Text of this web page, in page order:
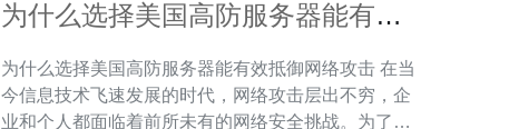
为什么选择美国高防服务器能有效
为什么选择美国高防服务器能有效抵御网络攻击 在当
今信息技术飞速发展的时代，网络攻击层出不穷，企
业和个人都面临着前所未有的网络安全挑战。为了有